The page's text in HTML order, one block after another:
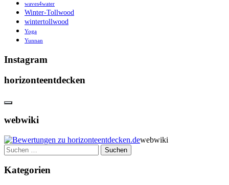
waves4water
Winter-Tollwood
wintertollwood
Yoga
Yunnan
Instagram
horizonteentdecken
webwiki
webwiki
Suchen
nach:
Kategorien